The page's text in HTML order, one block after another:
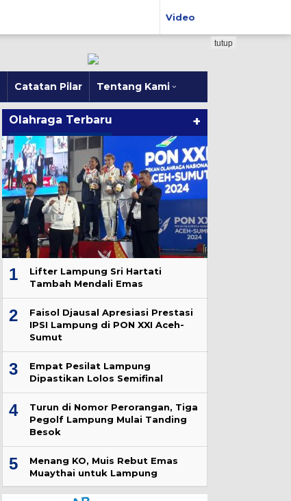
Video
Catatan Pilar Tentang Kami
tutup
Olahraga Terbaru +
1
Lifter Lampung Sri Hartati
Tambah Mendali Emas
2
Faisol Djausal Apresiasi Prestasi
IPSI Lampung di PON XXI Aceh-
Sumut
3
Empat Pesilat Lampung
Dipastikan Lolos Semifinal
4
Turun di Nomor Perorangan, Tiga
Pegolf Lampung Mulai Tanding
Besok
5
Menang KO, Muis Rebut Emas
Muaythai untuk Lampung